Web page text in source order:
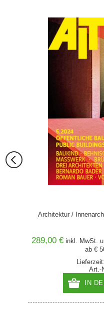
Architektur /
289,00 € inkl. MwSt.
ab €
Art.-
IN